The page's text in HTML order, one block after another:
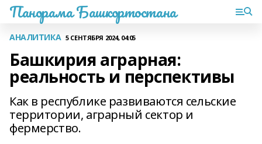
Панорама Башкортостана
АНАЛИТИКА 5 СЕНТЯБРЯ 2024, 04:05
Башкирия аграрная:
реальность и перспективы
Как в республике развиваются сельские
территории, аграрный сектор и
фермерство.